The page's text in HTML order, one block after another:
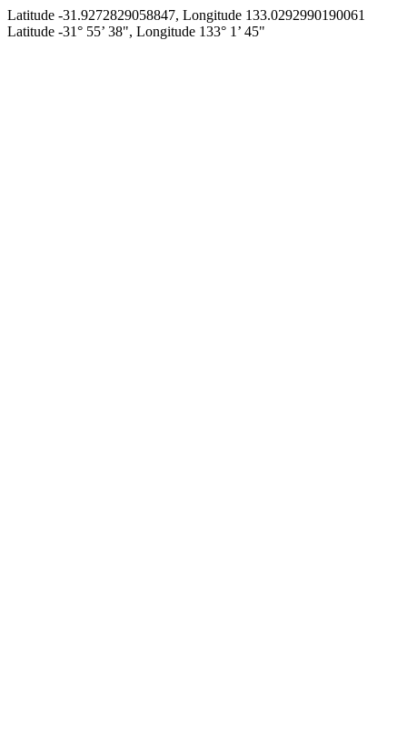
Latitude -31.9272829058847, Longitude 133.0292990190061
Latitude -31° 55’ 38", Longitude 133° 1’ 45"